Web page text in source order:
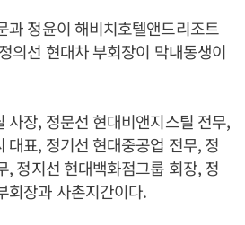
과 정윤이 해비치호텔앤드리조트
의선 현대차 부회장이 막내동생이
사장, 정문선 현대비앤지스틸 전무,
대표, 정기선 현대중공업 전무, 정
, 정지선 현대백화점그룹 회장, 정
회장과 사촌지간이다.